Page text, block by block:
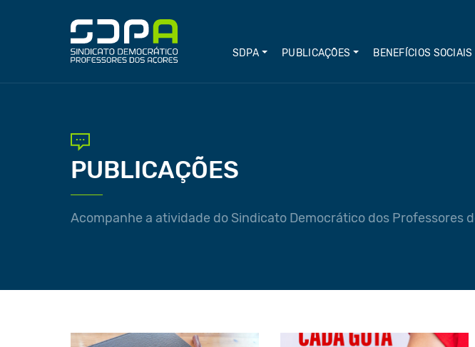
SDPA PUBLICAÇÕES BENEFÍCIOS SOCIAIS
PUBLICAÇÕES
Acompanhe a atividade do Sindicato Democrático dos Professores